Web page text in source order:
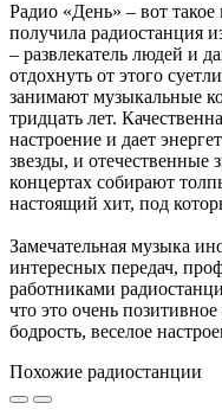
Радио «День» – вот такое
получила радиостанция
– развлекатель людей и
отдохнуть от этого
занимают музыкальные
тридцать лет.
настроение и дает
звезды, и отечественные
концертах собирают
настоящий хит, под
Замечательная музыка
интересных передач,
работниками
что это очень
бодрость, веселое
Похожие радиостанции